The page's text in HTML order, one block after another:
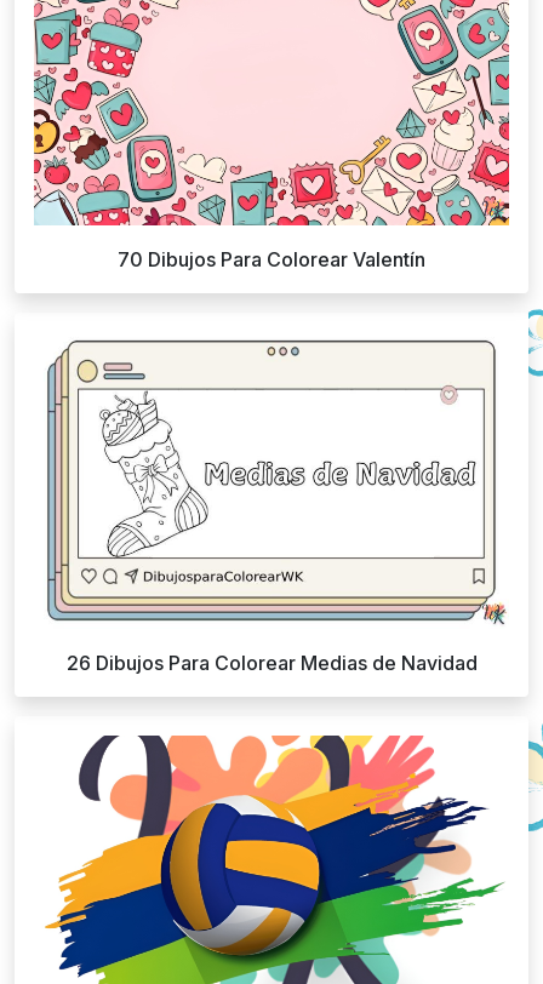
70 Dibujos Para Colorear Valentín
26 Dibujos Para Colorear Medias de Navidad